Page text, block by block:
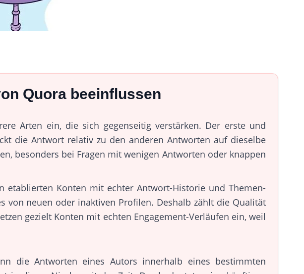
Quora beeinflussen
Arten ein, die sich gegenseitig verstärken. Der erste und
die Antwort relativ zu den anderen Antworten auf dieselbe
besonders bei Fragen mit wenigen Antworten oder knappen
etablierten Konten mit echter Antwort-Historie und Themen-
von neuen oder inaktiven Profilen. Deshalb zählt die Qualität
gezielt Konten mit echten Engagement-Verläufen ein, weil
die Antworten eines Autors innerhalb eines bestimmten